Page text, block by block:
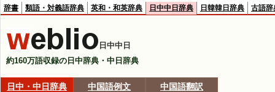
辞書 類語・対義語辞典 英和・和英辞典 日中中日辞典 日韓韓日辞典 古語辞
日中中日
約160万語収録の日中辞典・中日辞典
日中・中日辞典 中国語例文 中国語翻訳